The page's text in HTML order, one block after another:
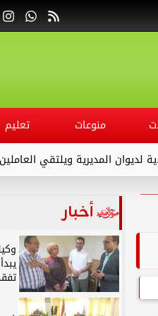
منوعات
تعليم
حبس 3 متهمين 15 يومًا علي ذمةالتحقيقات بتهمة التنقيب عن الآثار داخل...
أخبار